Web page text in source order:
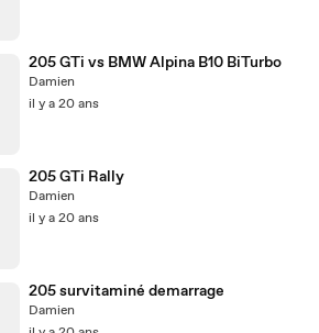
205 GTi vs BMW Alpina B10 BiTurbo
Damien
il y a 20 ans
205 GTi Rally
Damien
il y a 20 ans
205 survitaminé demarrage
Damien